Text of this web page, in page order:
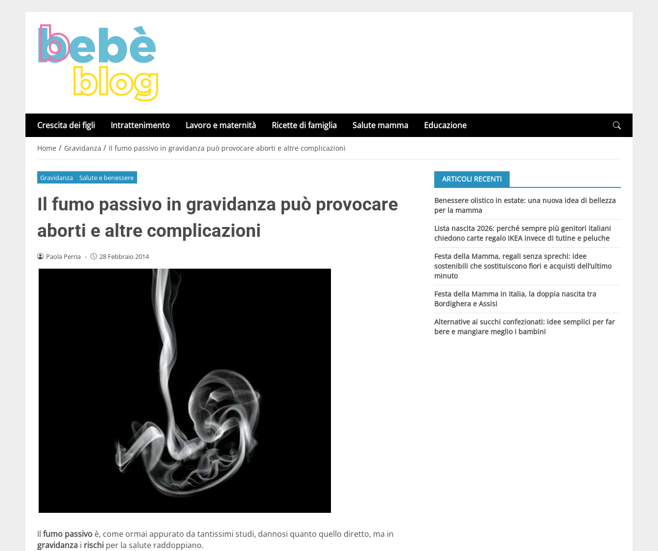
Crescita dei figli Intrattenimento Lavoro e maternità Ricette di famiglia Salute mamma Educazione
Home / Gravidanza / Il fumo passivo in gravidanza può provocare aborti e altre complicazioni
Gravidanza Salute e benessere
Il fumo passivo in gravidanza può provocare
aborti e altre complicazioni
Paola Perria - 28 Febbraio 2014
Il fumo passivo è, come ormai appurato da tantissimi studi, dannosi quanto quello diretto, ma in
gravidanza i rischi per la salute raddoppiano.
ARTICOLI RECENTI
Benessere olistico in estate: una nuova idea di bellezza
per la mamma
Lista nascita 2026: perché sempre più genitori italiani
chiedono carte regalo IKEA invece di tutine e peluche
Festa della Mamma, regali senza sprechi: idee
sostenibili che sostituiscono fiori e acquisti dell’ultimo
minuto
Festa della Mamma in Italia, la doppia nascita tra
Bordighera e Assisi
Alternative ai succhi confezionati: idee semplici per far
bere e mangiare meglio i bambini